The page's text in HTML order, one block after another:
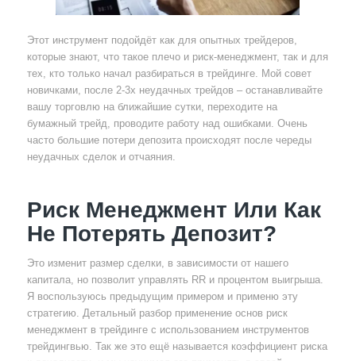
Этот инструмент подойдёт как для опытных трейдеров,
которые знают, что такое плечо и риск-менеджмент, так и для
тех, кто только начал разбираться в трейдинге. Мой совет
новичками, после 2-3х неудачных трейдов – останавливайте
вашу торговлю на ближайшие сутки, переходите на
бумажный трейд, проводите работу над ошибками. Очень
часто большие потери депозита происходят после череды
неудачных сделок и отчаяния.
Риск Менеджмент Или Как
Не Потерять Депозит?
Это изменит размер сделки, в зависимости от нашего
капитала, но позволит управлять RR и процентом выигрыша.
Я воспользуюсь предыдущим примером и применю эту
стратегию. Детальный разбор применение основ риск
менеджмент в трейдинге с использованием инструментов
трейдингвью. Так же это ещё называется коэффициент риска